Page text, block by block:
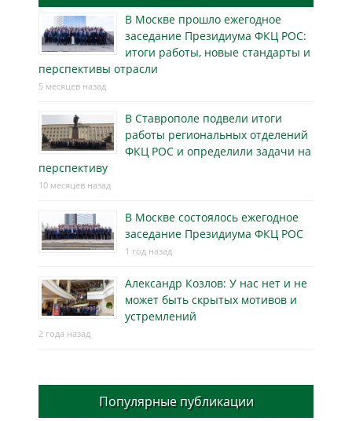
В Москве прошло ежегодное
заседание Президиума ФКЦ РОС:
итоги работы, новые стандарты и
перспективы отрасли
5 месяцев назад
В Ставрополе подвели итоги
работы региональных отделений
ФКЦ РОС и определили задачи на
перспективу
10 месяцев назад
В Москве состоялось ежегодное
заседание Президиума ФКЦ РОС
1 год назад
Александр Козлов: У нас нет и не
может быть скрытых мотивов и
устремлений
2 года назад
Популярные публикации